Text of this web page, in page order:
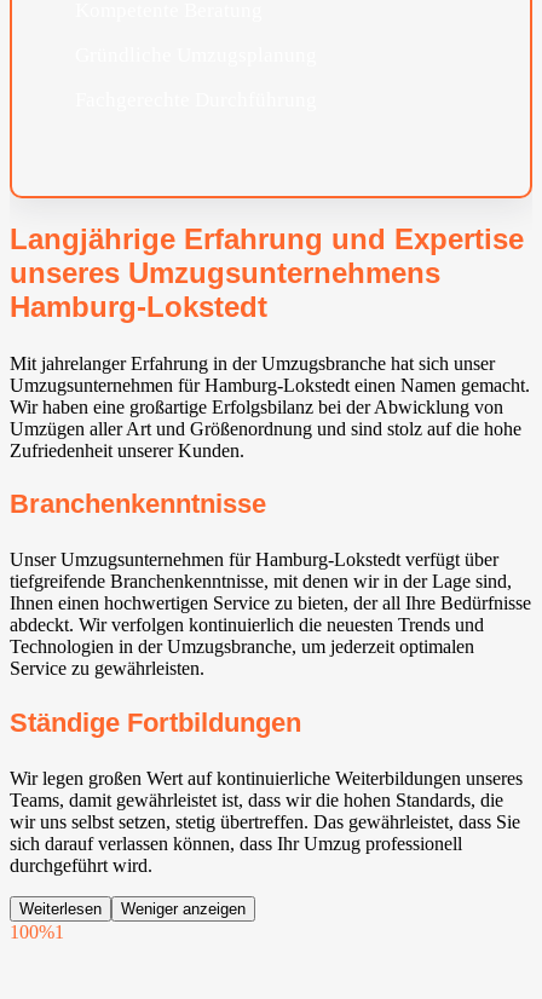
Langjährige Erfahrung und Expertise
unseres Umzugsunternehmens
Hamburg-Lokstedt
Mit jahrelanger Erfahrung in der Umzugsbranche hat sich unser
Umzugsunternehmen für Hamburg-Lokstedt einen Namen gemacht.
Wir haben eine großartige Erfolgsbilanz bei der Abwicklung von
Umzügen aller Art und Größenordnung und sind stolz auf die hohe
Zufriedenheit unserer Kunden.
Branchenkenntnisse
Unser Umzugsunternehmen für Hamburg-Lokstedt verfügt über
tiefgreifende Branchenkenntnisse, mit denen wir in der Lage sind,
Ihnen einen hochwertigen Service zu bieten, der all Ihre Bedürfnisse
abdeckt. Wir verfolgen kontinuierlich die neuesten Trends und
Technologien in der Umzugsbranche, um jederzeit optimalen
Service zu gewährleisten.
Ständige Fortbildungen
Wir legen großen Wert auf kontinuierliche Weiterbildungen unseres
Teams, damit gewährleistet ist, dass wir die hohen Standards, die
wir uns selbst setzen, stetig übertreffen. Das gewährleistet, dass Sie
sich darauf verlassen können, dass Ihr Umzug professionell
durchgeführt wird.
Weiterlesen Weniger anzeigen
100%1